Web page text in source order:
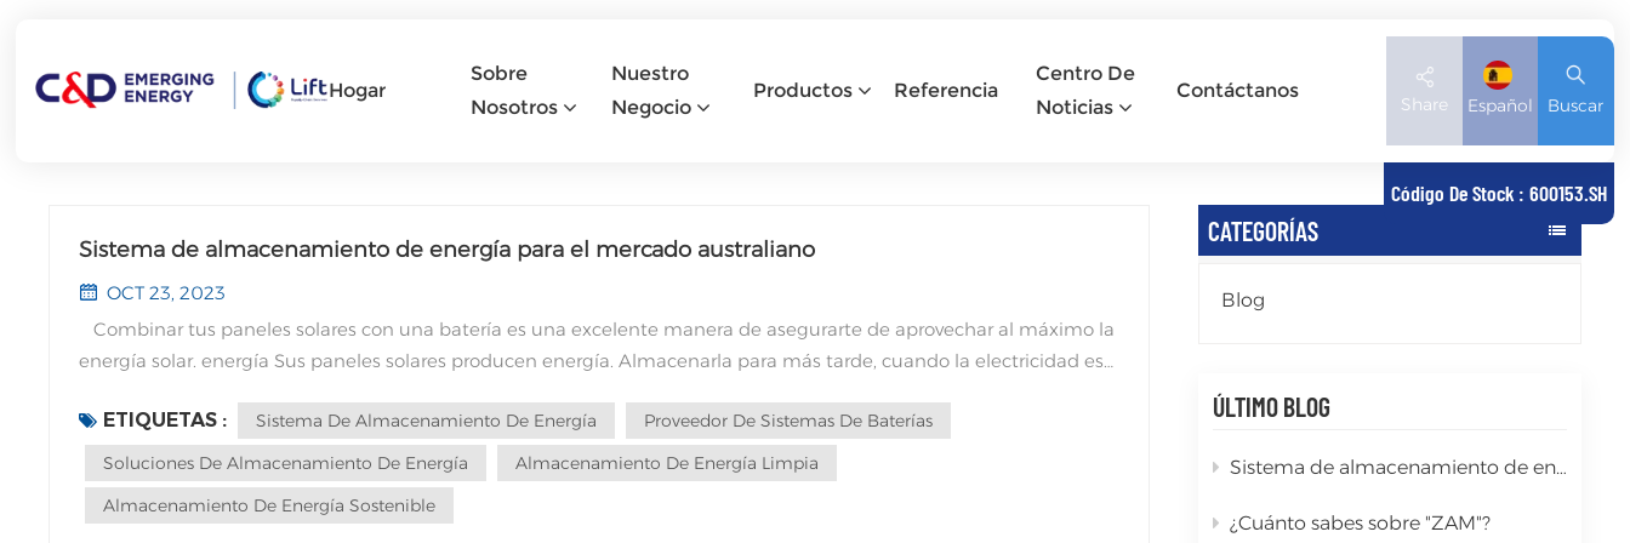
Hogar
Sobre
Nosotros
Nuestro
Negocio
Productos Referencia
Centro De
Noticias
Contáctanos
Share Español Buscar
Código De Stock : 600153.SH
CATEGORÍAS
Blog
ÚLTIMO BLOG
Sistema de almacenamiento de energía para el mercado australiano
¿Cuánto sabes sobre "ZAM"?
Sistema de almacenamiento de energía para el mercado australiano
OCT 23, 2023
Combinar tus paneles solares con una batería es una excelente manera de asegurarte de aprovechar al máximo la
energía solar. energía Sus paneles solares producen energía. Almacenarla para más tarde, cuando la electricidad es
solares, y es una de las razones por las que las baterías son ahora más asequibles que nunca. Los cuatro beneficios
clave de las baterías son: • Las tarifas de alimentación solar están disminuyendo mientras que los precios de la
electricidad aumentan. Ya no estás obligado a vender la energía a tu proveedor de electricidad a un precio inferior a
su valor real (entre 6 y 8 centavos). Puedes usar tu propia energía solar en lugar de venderla a la red, compensando
ETIQUETAS : Sistema De Almacenamiento De Energía
Proveedor De Sistemas De Baterías
Soluciones De Almacenamiento De Energía
Almacenamiento De Energía Limpia
Almacenamiento De Energía Sostenible